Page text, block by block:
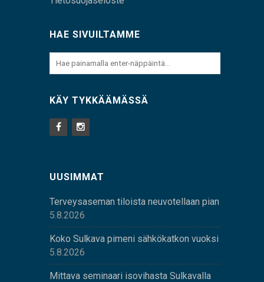
HAE SIVUILTAMME
KÄY TYKKÄÄMÄSSÄ
UUSIMMAT
Terveysaseman tiloista neuvotellaan pian
5.8.2026
Koko Sulkava pimeni sähkökatkon vuoksi
5.8.2026
Mittava seminaari isovihasta Sulkavalla